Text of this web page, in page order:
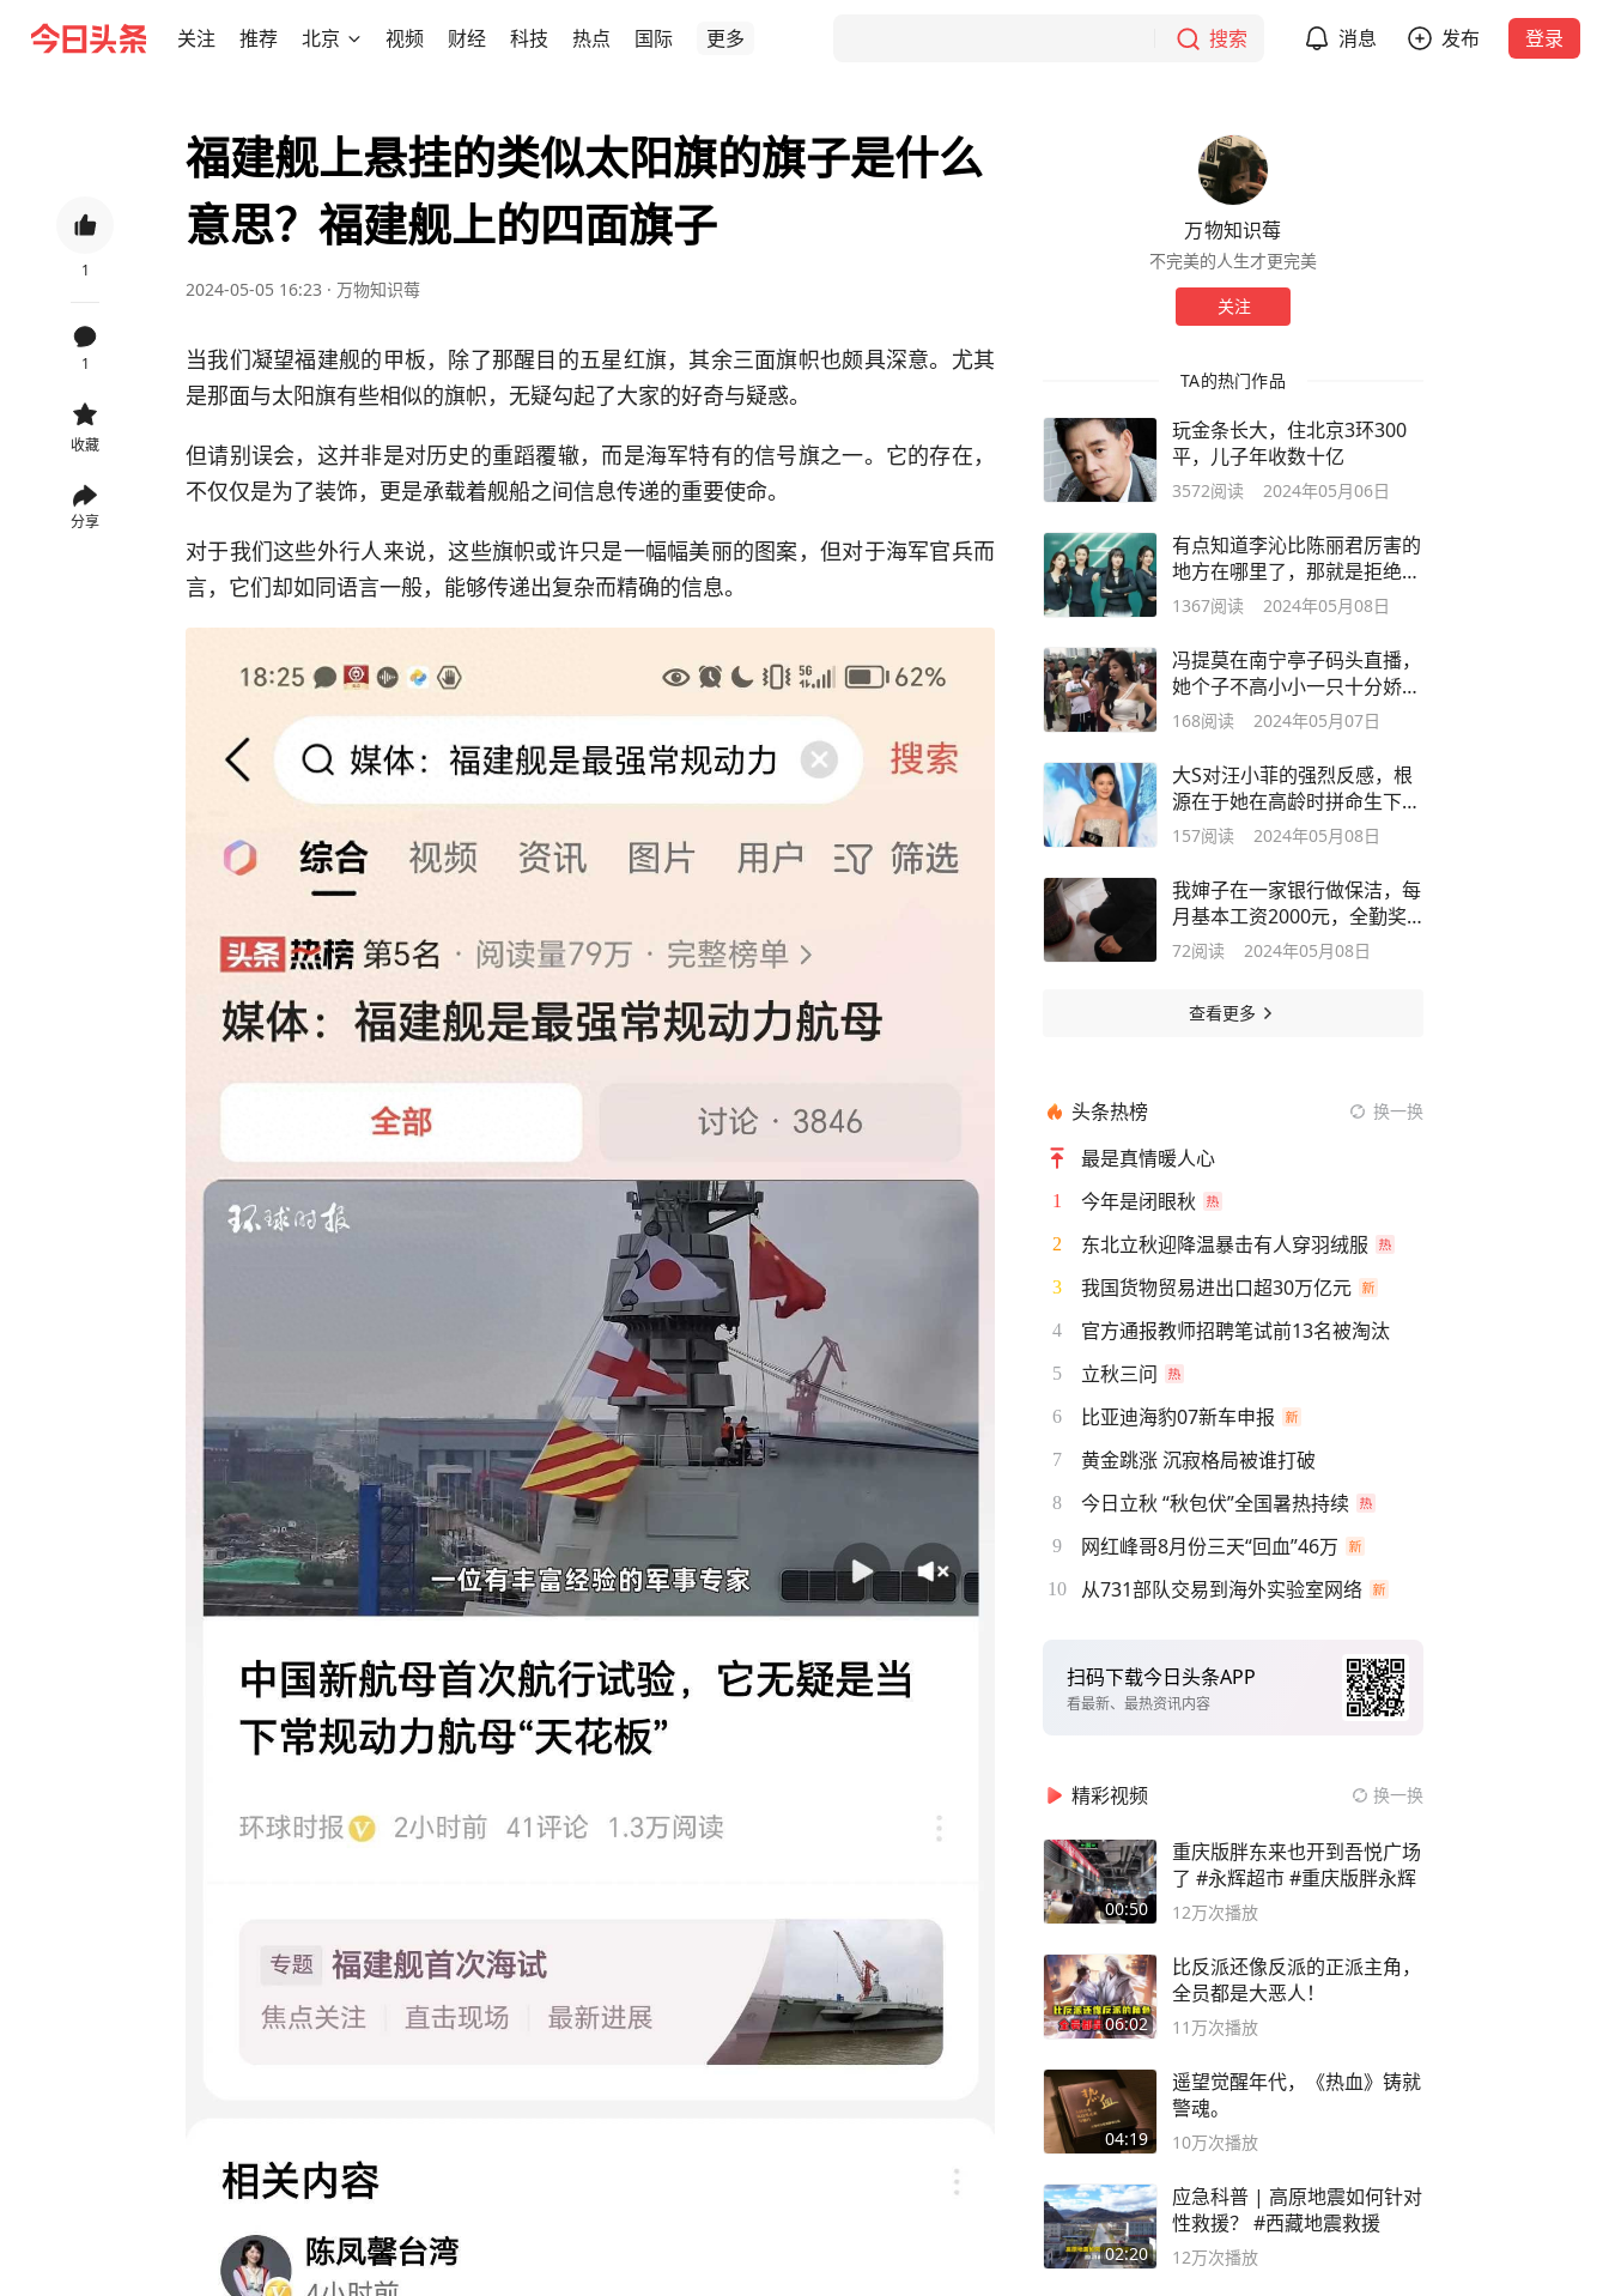
关注 推荐 北京 视频 财经 科技 热点 国际 更多 搜索 消息 发布 登录
1
1
收藏
分享
福建舰上悬挂的类似太阳旗的旗子是什么
意思？福建舰上的四面旗子
2024-05-05 16:23 · 万物知识莓
当我们凝望福建舰的甲板，除了那醒目的五星红旗，其余三面旗帜也颇具深意。尤其
是那面与太阳旗有些相似的旗帜，无疑勾起了大家的好奇与疑惑。
但请别误会，这并非是对历史的重蹈覆辙，而是海军特有的信号旗之一。它的存在，
不仅仅是为了装饰，更是承载着舰船之间信息传递的重要使命。
对于我们这些外行人来说，这些旗帜或许只是一幅幅美丽的图案，但对于海军官兵而
言，它们却如同语言一般，能够传递出复杂而精确的信息。
万物知识莓
不完美的人生才更完美
关注
TA的热门作品
玩金条长大，住北京3环300
平，儿子年收数十亿
3572阅读 2024年05月06日
有点知道李沁比陈丽君厉害的
地方在哪里了，那就是拒绝接
受别人给
1367阅读 2024年05月08日
冯提莫在南宁亭子码头直播，
她个子不高小小一只十分娇俏
可爱，虽
168阅读 2024年05月07日
大S对汪小菲的强烈反感，根
源在于她在高龄时拼命生下两
个孩子。
157阅读 2024年05月08日
我婶子在一家银行做保洁，每
月基本工资2000元，全勤奖
200
72阅读 2024年05月08日
查看更多
头条热榜 换一换
最是真情暖人心
1 今年是闭眼秋
2 东北立秋迎降温暴击有人穿羽绒服
3 我国货物贸易进出口超30万亿元
4 官方通报教师招聘笔试前13名被淘汰
5 立秋三问
6 比亚迪海豹07新车申报
7 黄金跳涨 沉寂格局被谁打破
8 今日立秋 “秋包伏”全国暑热持续
9 网红峰哥8月份三天“回血”46万
10 从731部队交易到海外实验室网络
扫码下载今日头条APP
看最新、最热资讯内容
精彩视频 换一换
00:50
重庆版胖东来也开到吾悦广场
了 #永辉超市 #重庆版胖永辉
12万次播放
06:02
比反派还像反派的正派主角，
全员都是大恶人！
11万次播放
04:19
遥望觉醒年代，《热血》铸就
警魂。
10万次播放
02:20
应急科普 | 高原地震如何针对
性救援？ #西藏地震救援
12万次播放